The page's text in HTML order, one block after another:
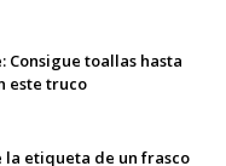
Consigue toallas hasta
este truco
etiqueta de un frasco